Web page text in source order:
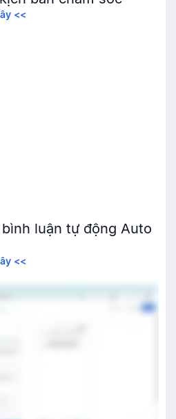
<<
luận tự động Auto
<<